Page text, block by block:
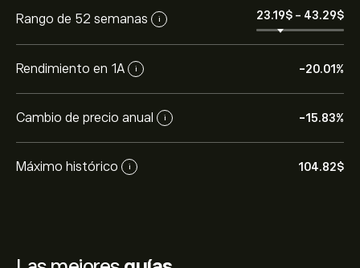
Rango de 52 semanas i 23.19‎$‎ - 43.29‎$‎
Rendimiento en 1A i -20.01%
Cambio de precio anual i -15.83%
Máximo histórico i 104.82‎$‎